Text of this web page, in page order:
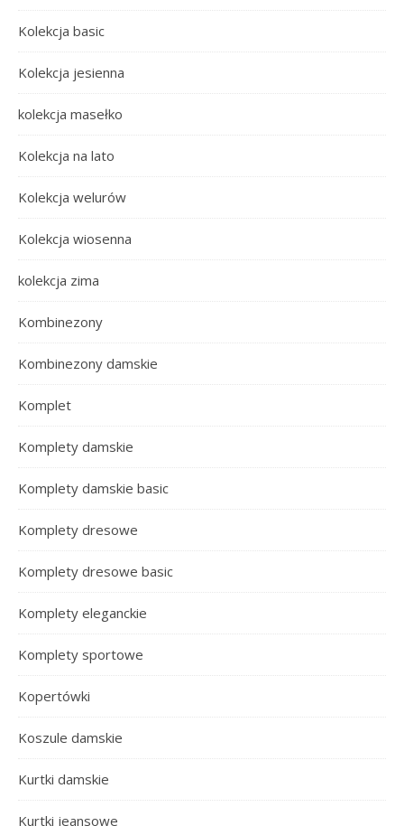
Kolekcja basic
Kolekcja jesienna
kolekcja masełko
Kolekcja na lato
Kolekcja welurów
Kolekcja wiosenna
kolekcja zima
Kombinezony
Kombinezony damskie
Komplet
Komplety damskie
Komplety damskie basic
Komplety dresowe
Komplety dresowe basic
Komplety eleganckie
Komplety sportowe
Kopertówki
Koszule damskie
Kurtki damskie
Kurtki jeansowe